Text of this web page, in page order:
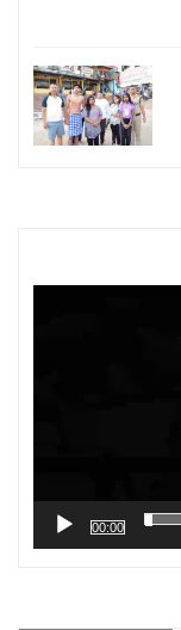
00:00